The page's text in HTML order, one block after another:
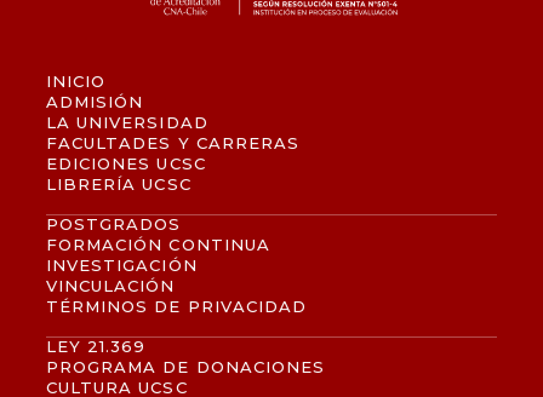
INICIO
ADMISIÓN
LA UNIVERSIDAD
FACULTADES Y CARRERAS
EDICIONES UCSC
LIBRERÍA UCSC
POSTGRADOS
FORMACIÓN CONTINUA
INVESTIGACIÓN
VINCULACIÓN
TÉRMINOS DE PRIVACIDAD
LEY 21.369
PROGRAMA DE DONACIONES
CULTURA UCSC